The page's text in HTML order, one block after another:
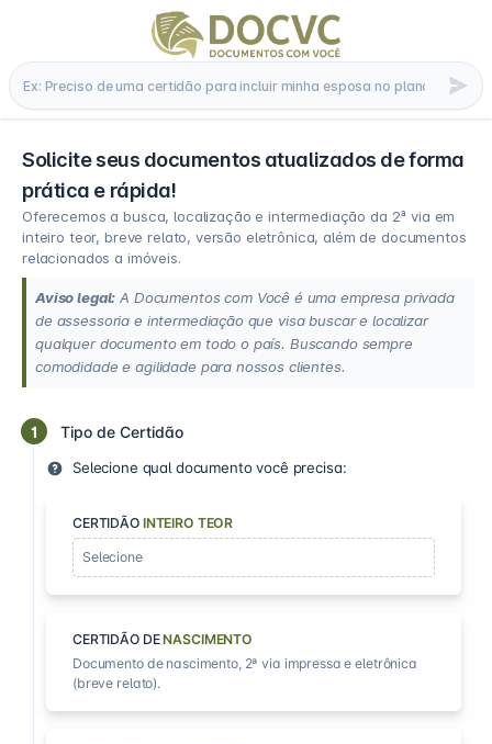
Solicite seus documentos atualizados de forma
prática e rápida!
Oferecemos a busca, localização e intermediação da 2ª via em
inteiro teor, breve relato, versão eletrônica, além de documentos
relacionados a imóveis.
Aviso legal: A Documentos com Você é uma empresa privada
de assessoria e intermediação que visa buscar e localizar
qualquer documento em todo o país. Buscando sempre
comodidade e agilidade para nossos clientes.
1 Tipo de Certidão
Selecione qual documento você precisa:
CERTIDÃO INTEIRO TEOR
Selecione
CERTIDÃO DENASCIMENTO
Documento de nascimento, 2ª via impressa e eletrônica
(breve relato).